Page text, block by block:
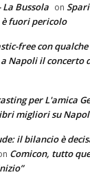
Bussola on
fuori pericolo
free con
Napoli il concerto
per L'amica
migliori su
il bilancio è
Comicon, tutto